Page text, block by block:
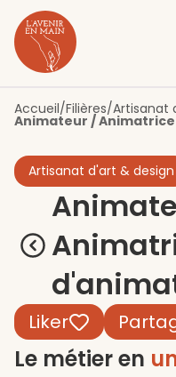
Contenu
Menu
Pied de page
Accueil/Filières/Artisanat
Animateur /
Artisanat d'art & design
Liker
Le métier en